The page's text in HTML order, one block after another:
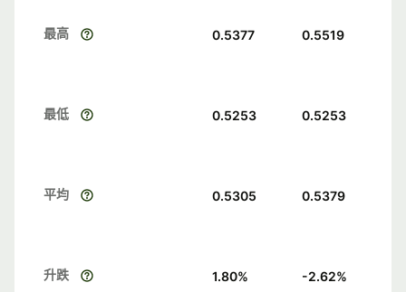
最高 0.5377 0.5519
最低 0.5253 0.5253
平均 0.5305 0.5379
升跌 1.80% -2.62%